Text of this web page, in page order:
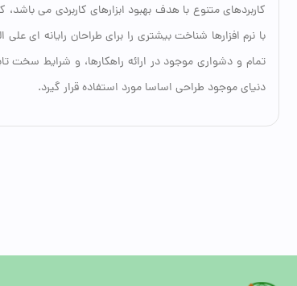
کاربردهای متنوع با هدف بهبود ابزارهای کاربردی می
با نرم افزارها شناخت بیشتری را برای طراحان رایانه
تمام و دشواری موجود در ارائه راهکارها، و شرایط سخت
دنیای موجود طراحی اساسا مورد استفاده قرار گیرد.